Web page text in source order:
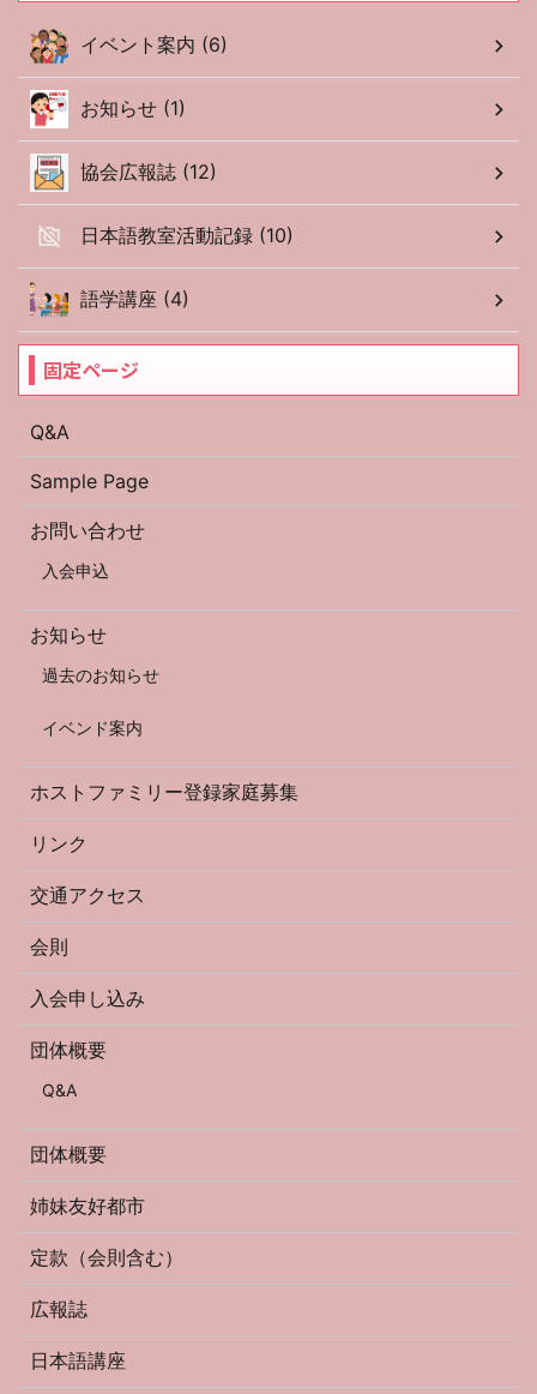
イベント案内 (6)
お知らせ (1)
協会広報誌 (12)
日本語教室活動記録 (10)
語学講座 (4)
固定ページ
Q&A
Sample Page
お問い合わせ
入会申込
お知らせ
過去のお知らせ
イベンド案内
ホストファミリー登録家庭募集
リンク
交通アクセス
会則
入会申し込み
団体概要
Q&A
団体概要
姉妹友好都市
定款（会則含む）
広報誌
日本語講座